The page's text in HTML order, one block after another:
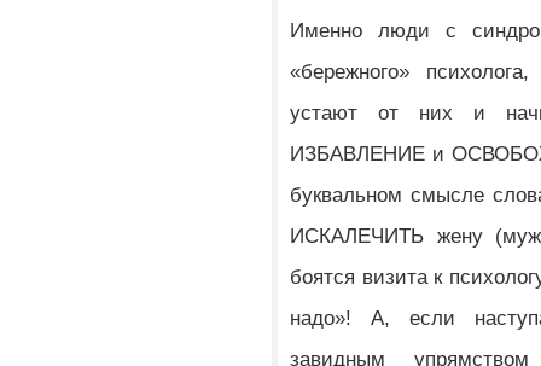
Именно люди с
«бережного»
устают от них и
ИЗБАВЛЕНИЕ и
буквальном смысле
ИСКАЛЕЧИТЬ жену
боятся визита к
надо»! А, если
завидным